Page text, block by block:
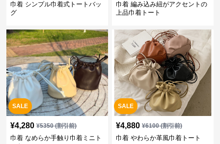
巾着 シンプル巾着式トートバッ
グ
巾着 編み込み紐がアクセントの
上品巾着トート
SALE
¥4,280 ¥5350(割引前)
巾着 なめらか手触り巾着ミニト
SALE
¥4,880 ¥6100(割引前)
巾着 やわらか革風巾着トート